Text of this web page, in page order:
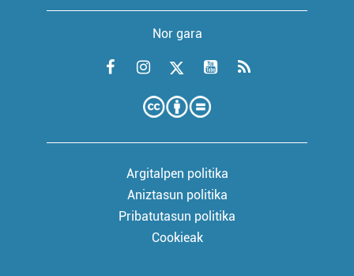
Nor gara
Argitalpen politika
Aniztasun politika
Pribatutasun politika
Cookieak